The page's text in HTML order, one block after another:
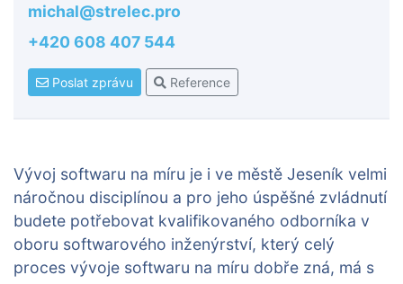
michal@strelec.pro
+420 608 407 544
Poslat zprávu Reference
Vývoj softwaru na míru je i ve městě Jeseník velmi
náročnou disciplínou a pro jeho úspěšné zvládnutí
budete potřebovat kvalifikovaného odborníka v
oboru softwarového inženýrství, který celý
proces vývoje softwaru na míru dobře zná, má s